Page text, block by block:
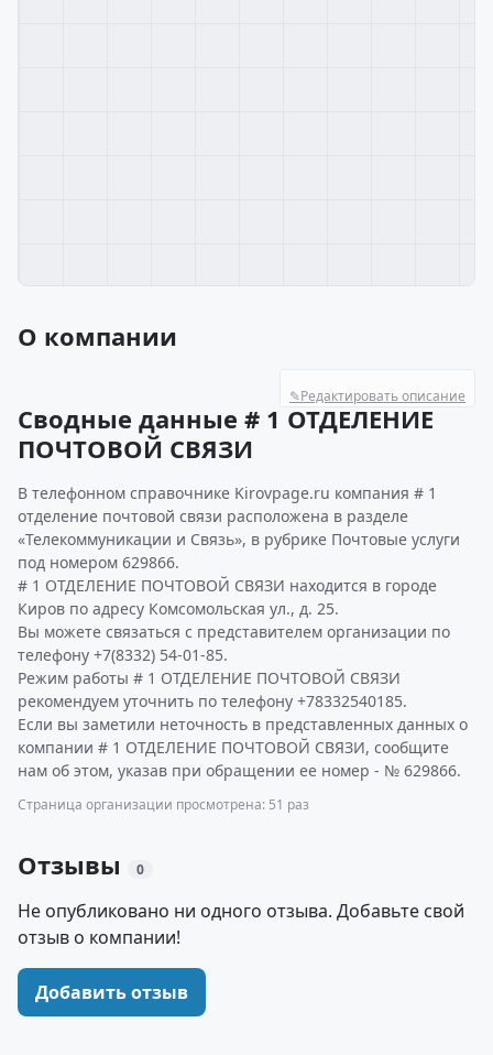
О компании
✎Редактировать описание
Сводные данные # 1 ОТДЕЛЕНИЕ
ПОЧТОВОЙ СВЯЗИ
В телефонном справочнике Kirovpage.ru компания # 1
отделение почтовой связи расположена в разделе
«Телекоммуникации и Связь», в рубрике Почтовые услуги
под номером 629866.
# 1 ОТДЕЛЕНИЕ ПОЧТОВОЙ СВЯЗИ находится в городе
Киров по адресу Комсомольская ул., д. 25.
Вы можете связаться с представителем организации по
телефону +7(8332) 54-01-85.
Режим работы # 1 ОТДЕЛЕНИЕ ПОЧТОВОЙ СВЯЗИ
рекомендуем уточнить по телефону +78332540185.
Если вы заметили неточность в представленных данных о
компании # 1 ОТДЕЛЕНИЕ ПОЧТОВОЙ СВЯЗИ, сообщите
нам об этом, указав при обращении ее номер - № 629866.
Страница организации просмотрена: 51 раз
Отзывы 0
Не опубликовано ни одного отзыва. Добавьте свой
отзыв о компании!
Добавить отзыв